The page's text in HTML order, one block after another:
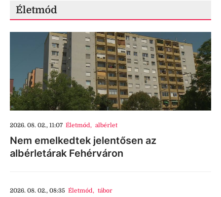
Életmód
2026. 08. 02., 11:07 Életmód, albérlet
Nem emelkedtek jelentősen az
albérletárak Fehérváron
2026. 08. 02., 08:35 Életmód, tábor